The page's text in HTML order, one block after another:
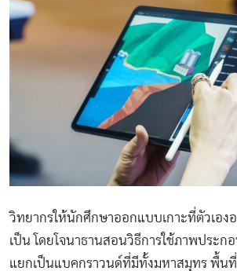
วิทยากรให้นักศึกษาออกแบบเกาะที่ตัวเอง
เป็น โดยโจนาธานสอนวิธีการใช้ภาพประก
แยกเป็นแบคกราวนด์ที่มีทั้งมหาสมุทร พื้นที่